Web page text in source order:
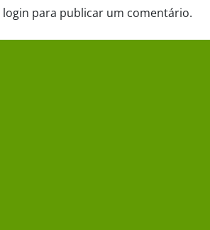
login para publicar um comentário.